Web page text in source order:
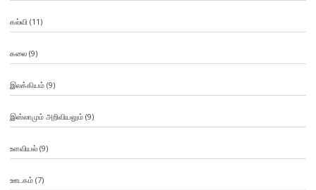
கல்வி (11)
கலை(9)
இலக்கியம்(9)
இஸ்லாமும் அறிவியலும்(9)
உளவியல்(9)
ஊடகம்(7)